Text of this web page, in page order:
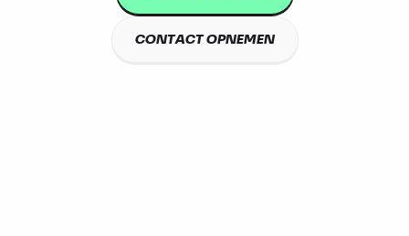
CONTACT OPNEMEN